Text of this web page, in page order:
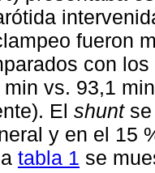
fueron
con
vs. 93,1
El shuntse
y en el 15
tabla 1 se